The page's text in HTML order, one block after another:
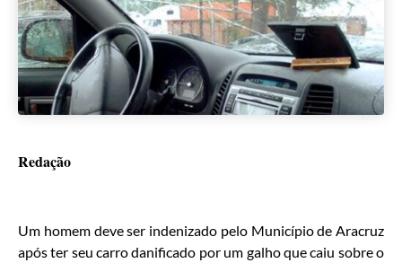
Redação
Um homem deve ser indenizado pelo Município de Aracruz
após ter seu carro danificado por um galho que caiu sobre o